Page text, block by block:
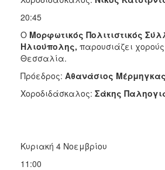
20:45
Ο Μορφωτικός Πολιτιστικός
Ηλιούπολης, παρουσιάζει
Θεσσαλία.
Πρόεδρος: Αθανάσιος
Χοροδιδάσκαλος: Σάκης
Κυριακή 4 Νοεμβρίου
11:00